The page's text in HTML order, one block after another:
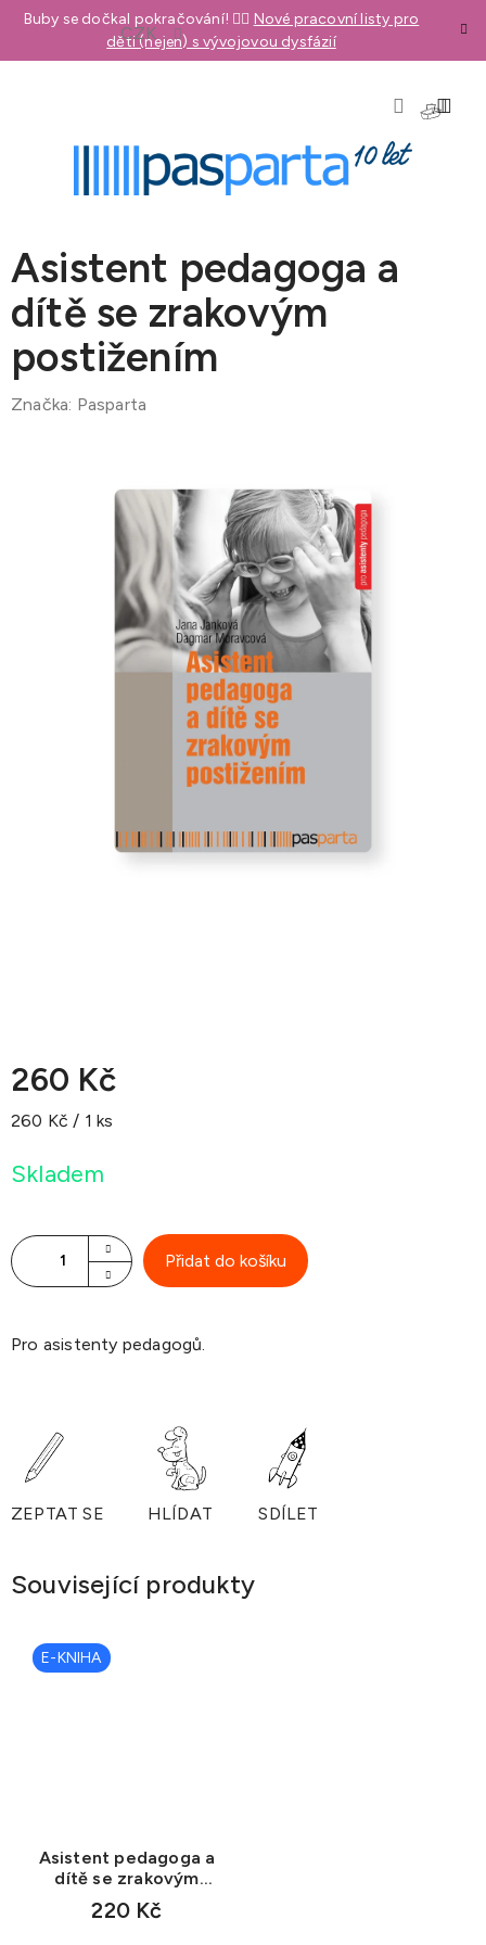
Přejít
obsah
Buby se dočkal pokračování! 👉🏼 Nové pracovní listy pro
děti (nejen) s vývojovou dysfázií
CZK
Asistent pedagoga a
dítě se zrakovým
postižením
Značka: Pasparta
260 Kč
Měrná
260 Kč / 1 ks
Skladem
Přidat do košíku
Pro asistenty pedagogů.
ZEPTAT SE HLÍDAT SDÍLET
Související produkty
E-KNIHA
Asistent pedagoga a
dítě se zrakovým
postižením (e-book)
220 Kč